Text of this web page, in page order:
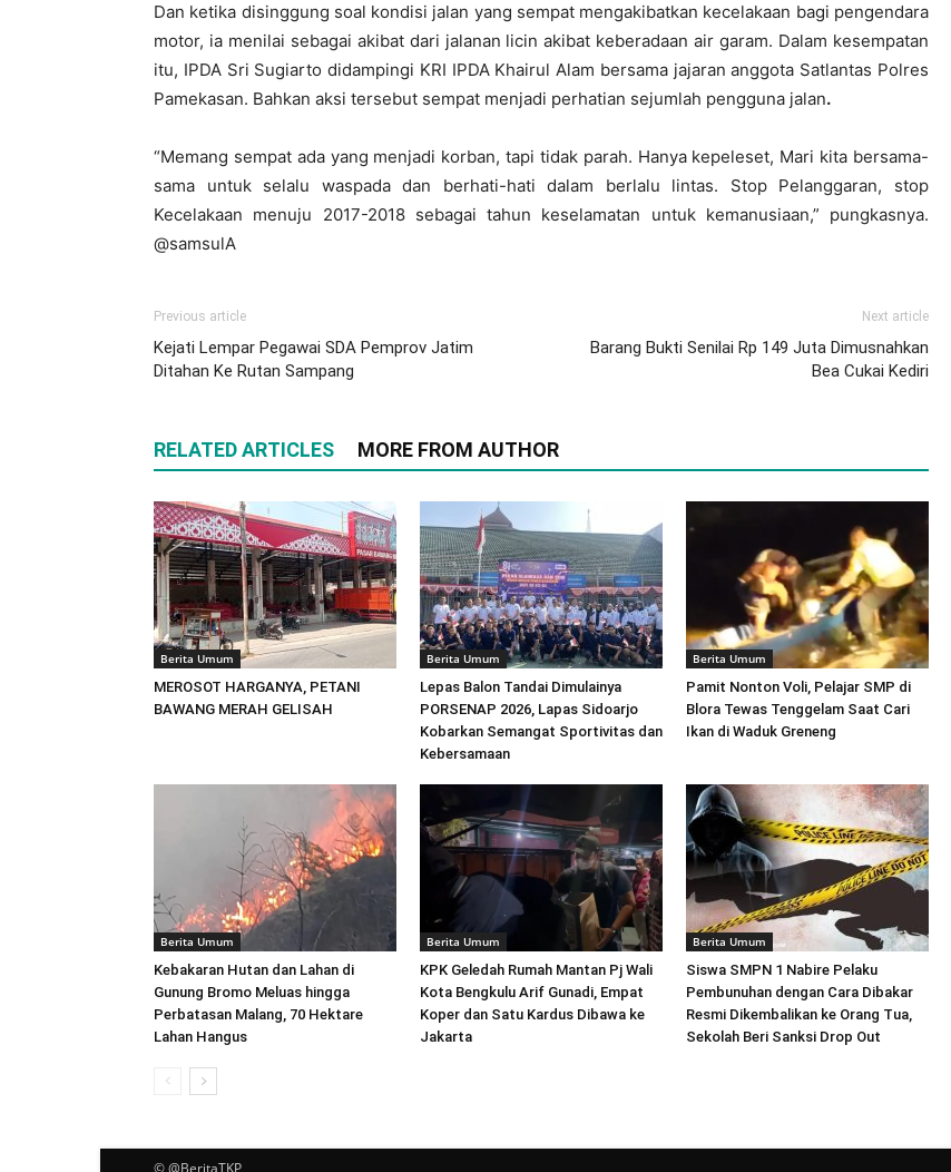
Dan ketika disinggung soal kondisi jalan yang sempat mengakibatkan kecelakaan bagi pengendara
motor, ia menilai sebagai akibat dari jalanan licin akibat keberadaan air garam. Dalam kesempatan
itu, IPDA Sri Sugiarto didampingi KRI IPDA Khairul Alam bersama jajaran anggota Satlantas Polres
Pamekasan. Bahkan aksi tersebut sempat menjadi perhatian sejumlah pengguna jalan.
“Memang sempat ada yang menjadi korban, tapi tidak parah. Hanya kepeleset, Mari kita bersama-
sama untuk selalu waspada dan berhati-hati dalam berlalu lintas. Stop Pelanggaran, stop
Kecelakaan menuju 2017-2018 sebagai tahun keselamatan untuk kemanusiaan,” pungkasnya.
@samsulA
Previous article
Kejati Lempar Pegawai SDA Pemprov Jatim
Ditahan Ke Rutan Sampang
Next article
Barang Bukti Senilai Rp 149 Juta Dimusnahkan
Bea Cukai Kediri
RELATED ARTICLES MORE FROM AUTHOR
Berita Umum
MEROSOT HARGANYA, PETANI
BAWANG MERAH GELISAH
Berita Umum
Lepas Balon Tandai Dimulainya
PORSENAP 2026, Lapas Sidoarjo
Kobarkan Semangat Sportivitas dan
Kebersamaan
Berita Umum
Pamit Nonton Voli, Pelajar SMP di
Blora Tewas Tenggelam Saat Cari
Ikan di Waduk Greneng
Berita Umum
Kebakaran Hutan dan Lahan di
Gunung Bromo Meluas hingga
Perbatasan Malang, 70 Hektare
Lahan Hangus
Berita Umum
KPK Geledah Rumah Mantan Pj Wali
Kota Bengkulu Arif Gunadi, Empat
Koper dan Satu Kardus Dibawa ke
Jakarta
Berita Umum
Siswa SMPN 1 Nabire Pelaku
Pembunuhan dengan Cara Dibakar
Resmi Dikembalikan ke Orang Tua,
Sekolah Beri Sanksi Drop Out
© @BeritaTKP